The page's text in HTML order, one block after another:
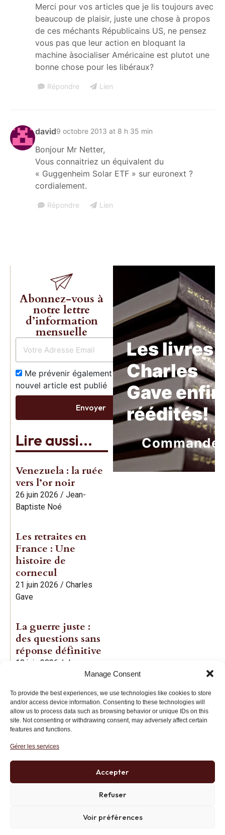
Manage Consent
To provide the best experiences, we use technologies like cookies to store
and/or access device information. Consenting to these technologies will
allow us to process data such as browsing behavior or unique IDs on this
site. Not consenting or withdrawing consent, may adversely affect certain
features and functions.
Gérer les services
Accepter
Refuser
Voir préférences
Merci pour vos articles que je lis toujours avec
beaucoup de plaisir, juste une chose à propos
de ces méchants Républicains US, ne pensez
vous pas que leur action en bloquant la
machine àsocialiser Américaine est plutot une
bonne chose pour les libéraux?
Répondre Lien
david9 octobre 2013 at 8 h 35 min
Bonjour Mr Netter,
Vous connaitriez un équivalent du
« Guggenheim Solar ETF » sur euronext ?
cordialement.
Répondre Lien
Abonnez-vous à
notre lettre
d’information
mensuelle
Me prévenir également dès qu’un
nouvel article est publié
Envoyer
Lire aussi...
Venezuela : la ruée
vers l’or noir
26 juin 2026 / Jean-
Baptiste Noé
Les retraites en
France : Une
histoire de
cornecul
21 juin 2026 / Charles
Gave
La guerre juste :
des questions sans
réponse définitive
19 juin 2026 / Jean-
Les livres
Charles
Gave enfin
réédités!
Institut des Libertés
+33 (0)1 71 20 45 39